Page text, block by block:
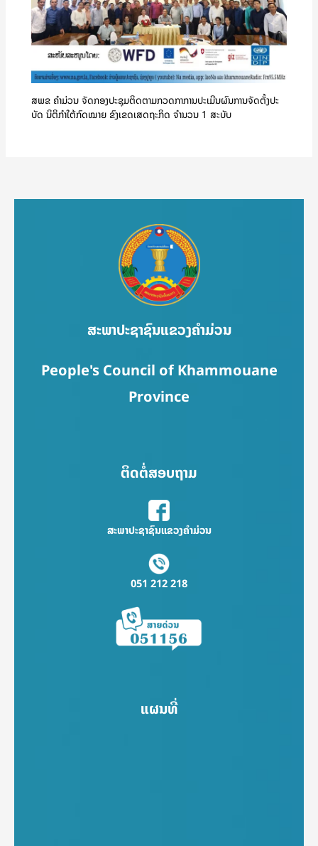
ສພຂ ຄໍາມ່ວນ ຈັດກອງປະຊຸມຕິດຕາມກວດກາການປະເມີນຜົນການຈັດຕັ້ງປະ
ບັດ ນິຕິກຳໃຕ້ກົດໝາຍ ຂົງເຂດເສດຖະກິດ ຈໍານວນ 1 ສະບັບ
ສະພາປະຊາຊົນແຂວງຄຳມ່ວນ
People's Council of Khammouane
Province
ຕິດຕໍ່ສອບຖາມ
ສະພາປະຊາຊົນແຂວງຄຳມ່ວນ
051 212 218
ແຜນທີ່